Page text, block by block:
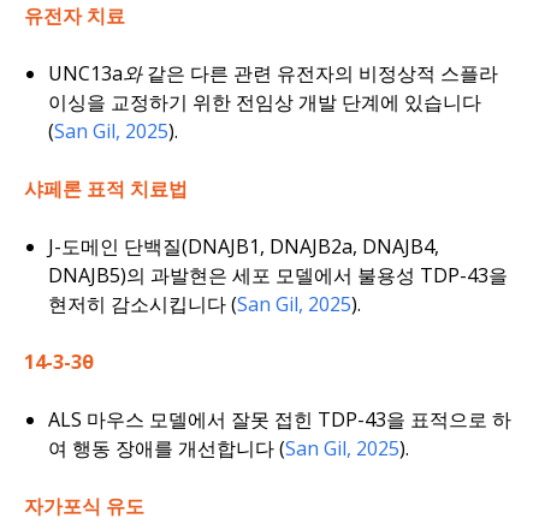
유전자 치료
UNC13a와같은 다른 관련 유전자의 비정상적 스플라
이싱을 교정하기 위한 전임상 개발 단계에 있습니다
(San Gil, 2025).
샤페론 표적 치료법
J-도메인 단백질(DNAJB1, DNAJB2a, DNAJB4,
DNAJB5)의 과발현은 세포 모델에서 불용성 TDP-43을
현저히 감소시킵니다 (San Gil, 2025).
14-3-3θ
ALS 마우스 모델에서 잘못 접힌 TDP-43을 표적으로 하
여 행동 장애를 개선합니다 (San Gil, 2025).
자가포식 유도